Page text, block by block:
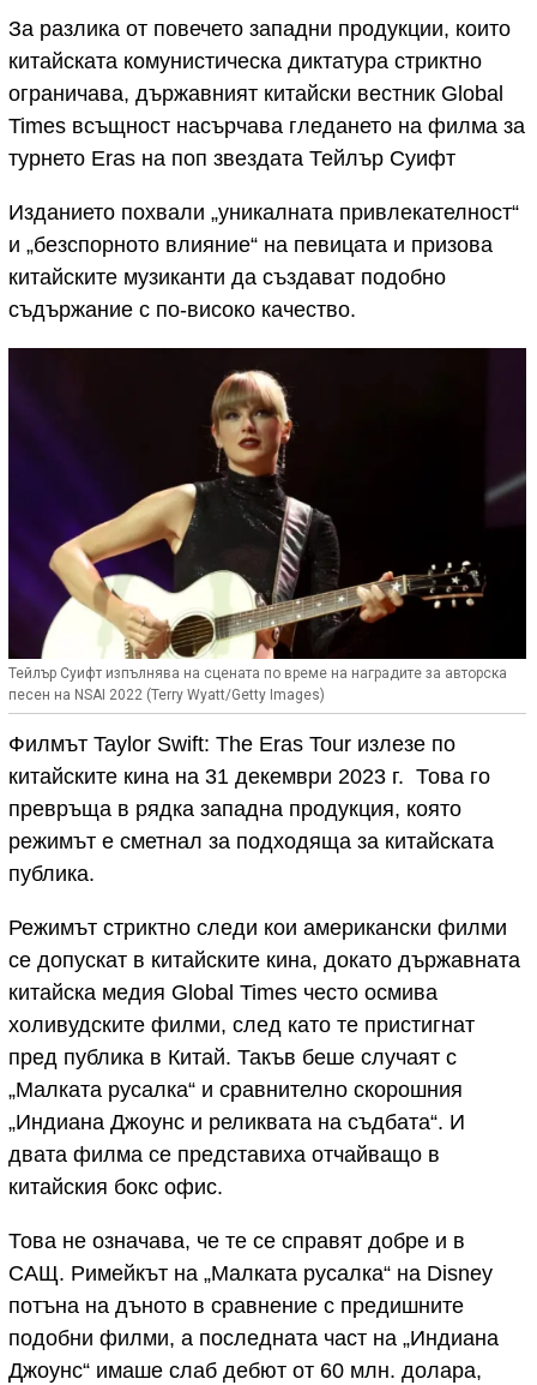
За разлика от повечето западни продукции, които
китайската комунистическа диктатура стриктно
ограничава, държавният китайски вестник Global
Times всъщност насърчава гледането на филма за
турнето Eras на поп звездата Тейлър Суифт
Изданието похвали „уникалната привлекателност“
и „безспорното влияние“ на певицата и призова
китайските музиканти да създават подобно
съдържание с по-високо качество.
Тейлър Суифт изпълнява на сцената по време на наградите за авторска
песен на NSAI 2022 (Terry Wyatt/Getty Images)
Филмът Taylor Swift: The Eras Tour излезе по
китайските кина на 31 декември 2023 г. Това го
превръща в рядка западна продукция, която
режимът е сметнал за подходяща за китайската
публика.
Режимът стриктно следи кои американски филми
се допускат в китайските кина, докато държавната
китайска медия Global Times често осмива
холивудските филми, след като те пристигнат
пред публика в Китай. Такъв беше случаят с
„Малката русалка“ и сравнително скорошния
„Индиана Джоунс и реликвата на съдбата“. И
двата филма се представиха отчайващо в
китайския бокс офис.
Това не означава, че те се справят добре и в
САЩ. Римейкът на „Малката русалка“ на Disney
потъна на дъното в сравнение с предишните
подобни филми, а последната част на „Индиана
Джоунс“ имаше слаб дебют от 60 млн. долара,